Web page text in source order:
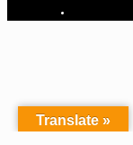
Translate »